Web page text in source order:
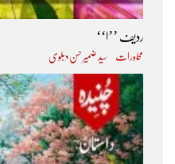
ردیف ’’ا‘‘
محاورات سید ضمیر حسن دہلوی